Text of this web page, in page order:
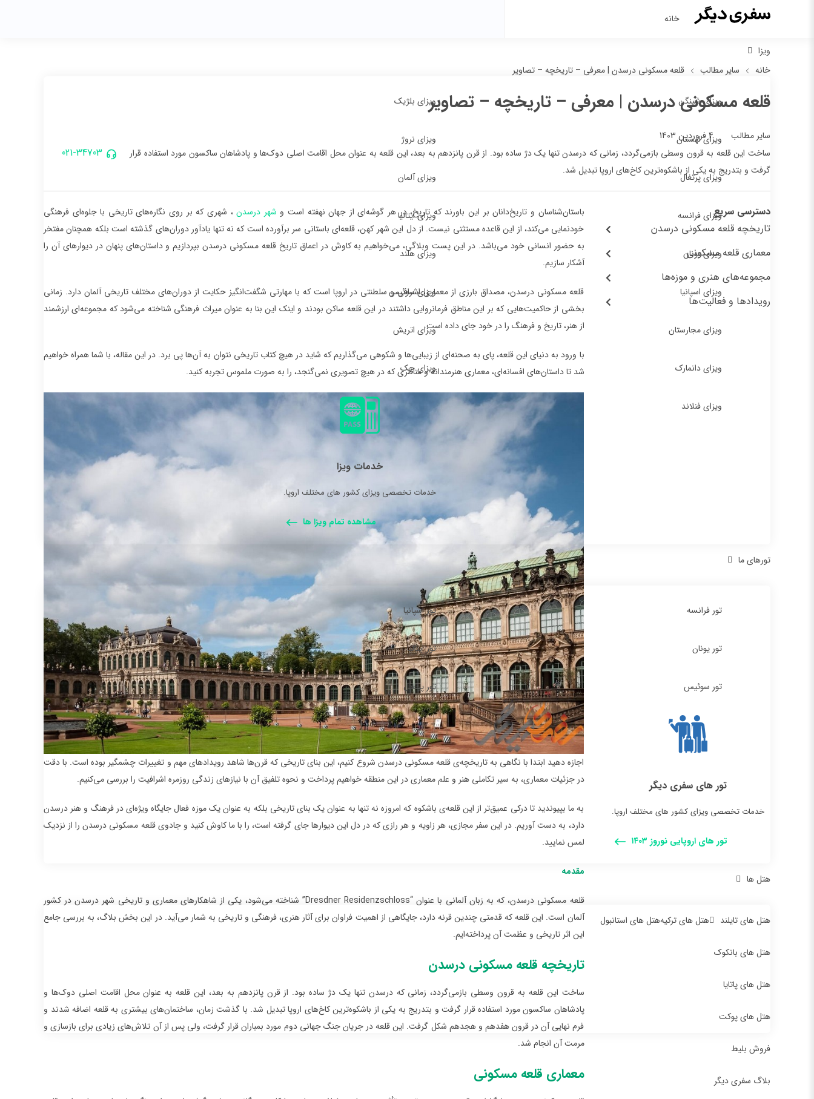
خانه
ویزا
ویزای شینگن ویزای بلژیک
ویزای لهستان ویزای نروژ
ویزای پرتغال ویزای آلمان
ویزای فرانسه ویزای ایتالیا
ویزای یونان ویزای هلند
ویزای اسپانیا ویزای سوئیس
ویزای مجارستان ویزای اتریش
ویزای دانمارک ویزای چک
ویزای فنلاند
خدمات ویزا
خدمات تخصصی ویزای کشور های مختلف اروپا.
مشاهده تمام ویزا ها
تورهای ما
تور فرانسه تور اسپانیا
تور یونان تور ایتالیا
تور سوئیس تور پرتغال
تور های سفری دیگر
خدمات تخصصی ویزای کشور های مختلف اروپا.
تور های اروپایی نوروز ۱۴۰۳
هتل ها
هتل های تایلند
هتل های بانکوک
هتل های پاتایا
هتل های پوکت
هتل های ترکیههتل های استانبول
فروش بلیط
بلاگ سفری دیگر
خانه سایر مطالب قلعه مسکونی درسدن | معرفی – تاریخچه – تصاویر
قلعه مسکونی درسدن | معرفی – تاریخچه – تصاویر
سایر مطالب 4 فروردین 1403
021-34703
ساخت این قلعه به قرون وسطی بازمی‌گردد، زمانی که درسدن تنها یک دژ ساده بود. از قرن پانزدهم به بعد، این قلعه به عنوان محل اقامت اصلی دوک‌ها و پادشاهان ساکسون مورد استفاده قرار
گرفت و بتدریج به یکی از باشکوه‌ترین کاخ‌های اروپا تبدیل شد.
دسترسی سریع
تاریخچه قلعه مسکونی درسدن
معماری قلعه مسکونی
مجموعه‌های هنری و موزه‌ها
رویدادها و فعالیت‌ها
باستان‌شناسان و تاریخ‌دانان بر این باورند که تاریخ، در هر گوشه‌ای از جهان نهفته است و شهر درسدن، شهری که بر روی نگاره‌های تاریخی با جلوه‌ای فرهنگی
خودنمایی می‌کند، از این قاعده مستثنی نیست. از دل این شهر کهن، قلعه‌ای باستانی سر برآورده است که نه تنها یادآور دوران‌های گذشته است بلکه همچنان مفتخر
به حضور انسانی خود می‌باشد. در این پست وبلاگی، می‌خواهیم به کاوش در اعماق تاریخ قلعه مسکونی درسدن بپردازیم و داستان‌های پنهان در دیوارهای آن را
آشکار سازیم.
قلعه مسکونی درسدن، مصداق بارزی از معماری اشرافی و سلطنتی در اروپا است که با مهارتی شگفت‌انگیز حکایت از دوران‌های مختلف تاریخی آلمان دارد. زمانی
بخشی از حاکمیت‌هایی که بر این مناطق فرمانروایی داشتند در این قلعه ساکن بودند و اینک این بنا به عنوان میراث فرهنگی شناخته می‌شود که مجموعه‌ای ارزشمند
از هنر، تاریخ و فرهنگ را در خود جای داده است.
با ورود به دنیای این قلعه، پای به صحنه‌ای از زیبایی‌ها و شکوهی می‌گذاریم که شاید در هیچ کتاب تاریخی نتوان به آن‌ها پی برد. در این مقاله، با شما همراه خواهیم
شد تا داستان‌های افسانه‌ای، معماری هنرمندانه و مناظری که در هیچ تصویری نمی‌گنجد، را به صورت ملموس تجربه کنید.
اجازه دهید ابتدا با نگاهی به تاریخچه‌ی قلعه مسکونی درسدن شروع کنیم، این بنای تاریخی که قرن‌ها شاهد رویدادهای مهم و تغییرات چشمگیر بوده است. با دقت
در جزئیات معماری، به سیر تکاملی هنر و علم معماری در این منطقه خواهیم پرداخت و نحوه تلفیق آن با نیازهای زندگی روزمره اشرافیت را بررسی می‌کنیم.
به ما بپیوندید تا درکی عمیق‌تر از این قلعه‌ی باشکوه که امروزه نه تنها به عنوان یک بنای تاریخی بلکه به عنوان یک موزه فعال جایگاه ویژه‌ای در فرهنگ و هنر درسدن
دارد، به دست آوریم. در این سفر مجازی، هر زاویه و هر رازی که در دل این دیوارها جای گرفته است، را با ما کاوش کنید و جادوی قلعه مسکونی درسدن را از نزدیک
لمس نمایید.
مقدمه
قلعه مسکونی درسدن، که به زبان آلمانی با عنوان “Dresdner Residenzschloss” شناخته می‌شود، یکی از شاهکارهای معماری و تاریخی شهر درسدن در کشور
آلمان است. این قلعه که قدمتی چندین قرنه دارد، جایگاهی از اهمیت فراوان برای آثار هنری، فرهنگی و تاریخی به شمار می‌آید. در این بخش بلاگ، به بررسی جامع
این اثر تاریخی و عظمت آن پرداخته‌ایم.
تاریخچه قلعه مسکونی درسدن
ساخت این قلعه به قرون وسطی بازمی‌گردد، زمانی که درسدن تنها یک دژ ساده بود. از قرن پانزدهم به بعد، این قلعه به عنوان محل اقامت اصلی دوک‌ها و
پادشاهان ساکسون مورد استفاده قرار گرفت و بتدریج به یکی از باشکوه‌ترین کاخ‌های اروپا تبدیل شد. با گذشت زمان، ساختمان‌های بیشتری به قلعه اضافه شدند و
فرم نهایی آن در قرون هفدهم و هجدهم شکل گرفت. این قلعه در جریان جنگ جهانی دوم مورد بمباران قرار گرفت، ولی پس از آن تلاش‌های زیادی برای بازسازی و
مرمت آن انجام شد.
معماری قلعه مسکونی